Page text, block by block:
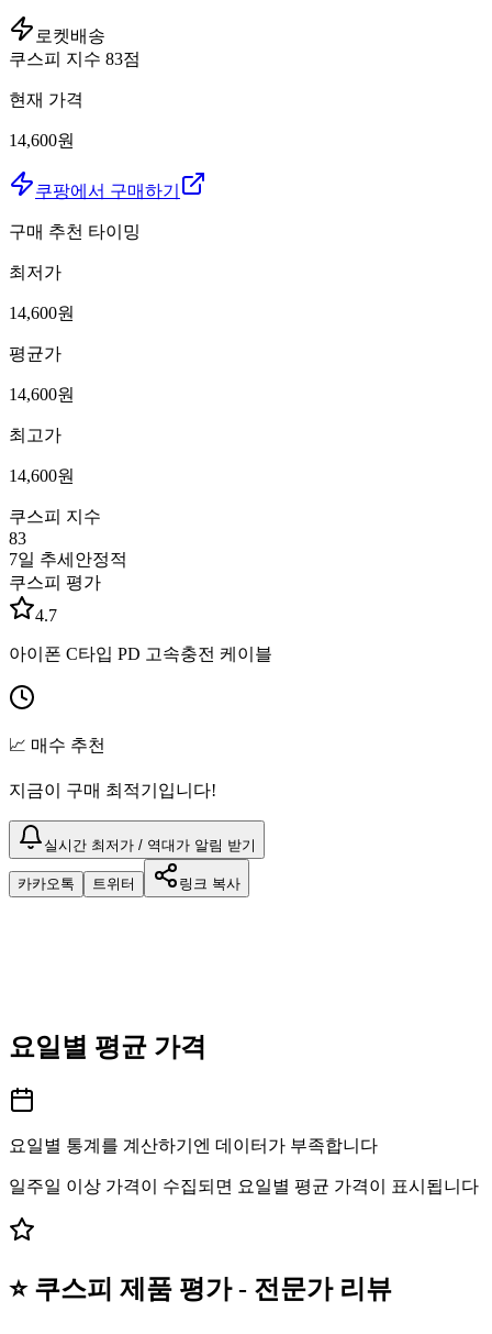
로켓배송
쿠스피 지수 83점
현재 가격
14,600원
쿠팡에서 구매하기
구매 추천 타이밍
최저가
14,600원
평균가
14,600원
최고가
14,600원
쿠스피 지수
83
7일 추세 안정적
쿠스피 평가
4.7
아이폰 C타입 PD 고속충전 케이블
📈 매수 추천
지금이 구매 최적기입니다!
실시간 최저가 / 역대가 알림 받기
카카오톡 트위터 링크 복사
요일별 평균 가격
요일별 통계를 계산하기엔 데이터가 부족합니다
일주일 이상 가격이 수집되면 요일별 평균 가격이 표시됩니다
⭐ 쿠스피 제품 평가 - 전문가 리뷰